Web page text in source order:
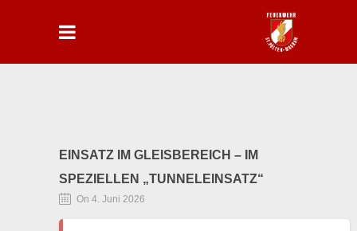
EINSATZ IM GLEISBEREICH – IM
SPEZIELLEN „TUNNELEINSATZ“
On 4. Juni 2026